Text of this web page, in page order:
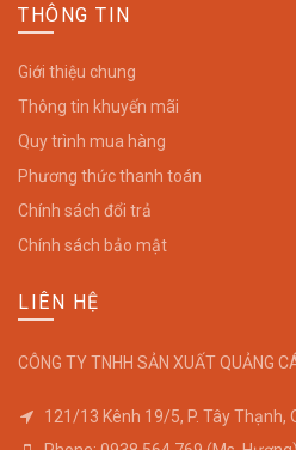
THÔNG TIN
Giới thiệu chung
Thông tin khuyến mãi
Quy trình mua hàng
Phương thức thanh toán
Chính sách đổi trả
Chính sách bảo mật
LIÊN HỆ
CÔNG TY TNHH SẢN XUẤT QUẢNG
121/13 Kênh 19/5, P. Tây Thạnh,